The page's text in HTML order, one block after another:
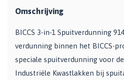
Omschrijving
BICCS 3-in-1 Spuitverdunning
verdunning binnen het BICCS-
speciale spuitverdunning voor
Industriële Kwastlakken bij